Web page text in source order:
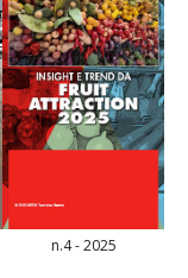
n.4 - 2025